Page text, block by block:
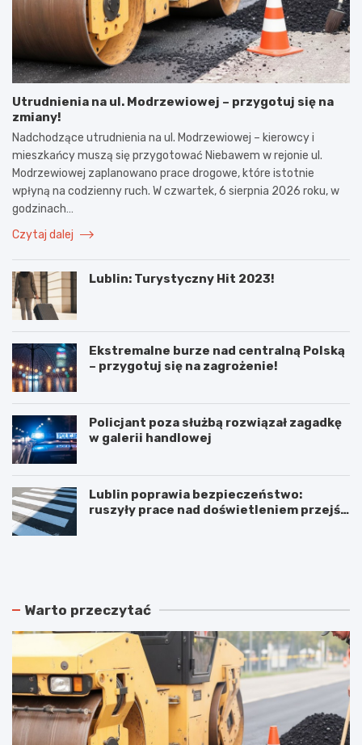
Utrudnienia na ul. Modrzewiowej – przygotuj się na
zmiany!
Nadchodzące utrudnienia na ul. Modrzewiowej – kierowcy i
mieszkańcy muszą się przygotować Niebawem w rejonie ul.
Modrzewiowej zaplanowano prace drogowe, które istotnie
wpłyną na codzienny ruch. W czwartek, 6 sierpnia 2026 roku, w
godzinach…
Czytaj dalej
Lublin: Turystyczny Hit 2023!
Ekstremalne burze nad centralną Polską
– przygotuj się na zagrożenie!
Policjant poza służbą rozwiązał zagadkę
w galerii handlowej
Lublin poprawia bezpieczeństwo:
ruszyły prace nad doświetleniem przejść
N
o
ł
a
d
y
j
P
j
p
o
ż
a
r
Warto przeczytać